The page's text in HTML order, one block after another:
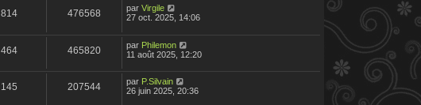
814 476568 par Virgile
27 oct. 2025, 14:06
464 465820 par Philemon
11 août 2025, 12:20
145 207544 par P.Silvain
26 juin 2025, 20:36